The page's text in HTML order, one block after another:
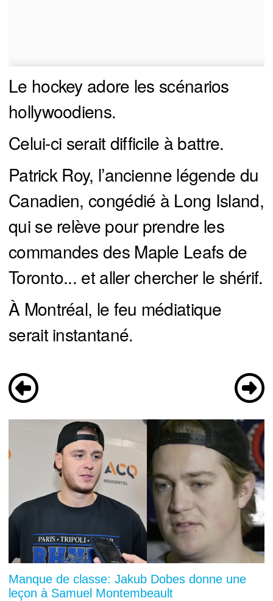
Le hockey adore les scénarios
hollywoodiens.
Celui-ci serait difficile à battre.
Patrick Roy, l’ancienne légende du
Canadien, congédié à Long Island,
qui se relève pour prendre les
commandes des Maple Leafs de
Toronto... et aller chercher le shérif.
À Montréal, le feu médiatique
serait instantané.
Manque de classe: Jakub Dobes donne une
leçon à Samuel Montembeault